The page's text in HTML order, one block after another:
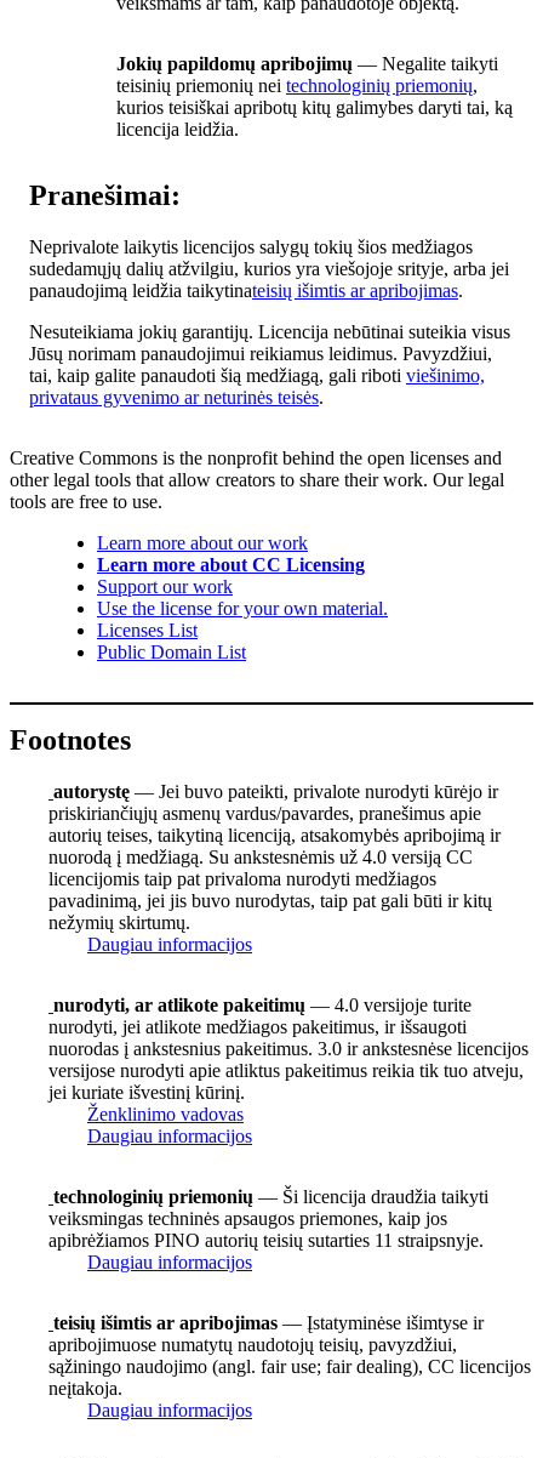
Jokių papildomų apribojimų — Negalite taikyti
teisinių priemonių nei technologinių priemonių,
kurios teisiškai apribotų kitų galimybes daryti tai, ką
licencija leidžia.
Pranešimai:
Neprivalote laikytis licencijos salygų tokių šios medžiagos
sudedamųjų dalių atžvilgiu, kurios yra viešojoje srityje, arba jei
panaudojimą leidžia taikytinateisių išimtis ar apribojimas.
Nesuteikiama jokių garantijų. Licencija nebūtinai suteikia visus
Jūsų norimam panaudojimui reikiamus leidimus. Pavyzdžiui,
tai, kaip galite panaudoti šią medžiagą, gali riboti viešinimo,
privataus gyvenimo ar neturinės teisės.
Creative Commons is the nonprofit behind the open licenses and
other legal tools that allow creators to share their work. Our legal
tools are free to use.
Learn more about our work
Learn more about CC Licensing
Support our work
Use the license for your own material.
Licenses List
Public Domain List
Footnotes
autorystę — Jei buvo pateikti, privalote nurodyti kūrėjo ir
priskiriančiųjų asmenų vardus/pavardes, pranešimus apie
autorių teises, taikytiną licenciją, atsakomybės apribojimą ir
nuorodą į medžiagą. Su ankstesnėmis už 4.0 versiją CC
licencijomis taip pat privaloma nurodyti medžiagos
pavadinimą, jei jis buvo nurodytas, taip pat gali būti ir kitų
nežymių skirtumų.
Daugiau informacijos
nurodyti, ar atlikote pakeitimų — 4.0 versijoje turite
nurodyti, jei atlikote medžiagos pakeitimus, ir išsaugoti
nuorodas į ankstesnius pakeitimus. 3.0 ir ankstesnėse licencijos
versijose nurodyti apie atliktus pakeitimus reikia tik tuo atveju,
jei kuriate išvestinį kūrinį.
Ženklinimo vadovas
Daugiau informacijos
technologinių priemonių — Ši licencija draudžia taikyti
veiksmingas techninės apsaugos priemones, kaip jos
apibrėžiamos PINO autorių teisių sutarties 11 straipsnyje.
Daugiau informacijos
teisių išimtis ar apribojimas — Įstatyminėse išimtyse ir
apribojimuose numatytų naudotojų teisių, pavyzdžiui,
sąžiningo naudojimo (angl. fair use; fair dealing), CC licencijos
neįtakoja.
Daugiau informacijos